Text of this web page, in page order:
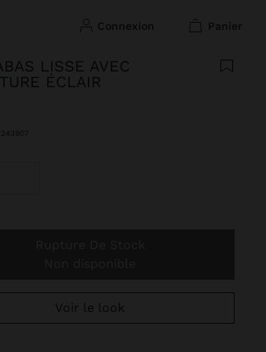
connexion panier
LISSE AVEC
ÉCLAIR
243907
Voir le look